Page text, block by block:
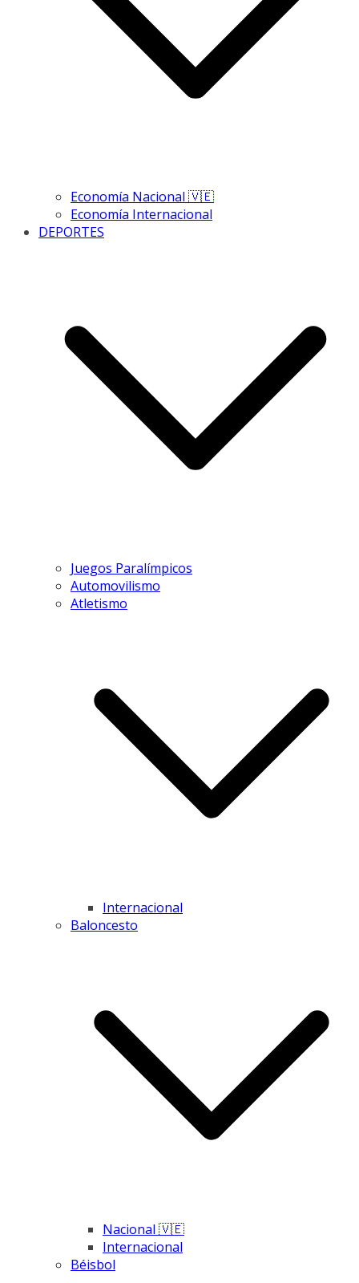
Economía Nacional 🇻🇪
Economía Internacional
DEPORTES
Juegos Paralímpicos
Automovilismo
Atletismo
Internacional
Baloncesto
Nacional 🇻🇪
Internacional
Béisbol